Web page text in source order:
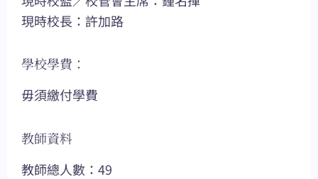
現時校長：許加路
學校學費：
毋須繳付學費
教師資料
教師總人數：49